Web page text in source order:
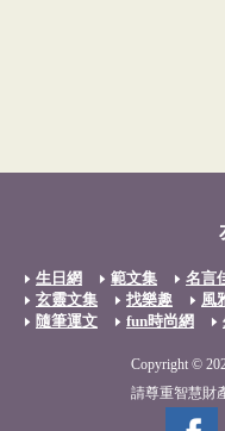
生日網 範文集 名言
玄靈文集
找樂趣 風
隨筆運文
fun時尚網
Copyright ©
請尊重智慧財